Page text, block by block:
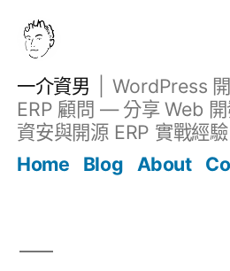
一介資男
WordPress
ERP 顧問 — 分享 Web 開
資安與開源 ERP 實戰經驗
Home
Blog About
文章